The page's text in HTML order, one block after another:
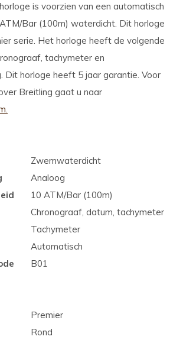
is voorzien van een automatisch
Bar (100m) waterdicht. Dit horloge
serie. Het horloge heeft de volgende
tachymeter en
Dit horloge heeft 5 jaar garantie. Voor
Breitling gaat u naar
Zwemwaterdicht
Analoog
10 ATM/Bar (100m)
Chronograaf, datum, tachymeter
Tachymeter
Automatisch
B01
Premier
Rond